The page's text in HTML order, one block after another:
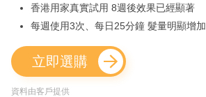
香港用家真實試用 8週後效果已經顯著
每週使用3次、每日25分鐘 髮量明顯增加
立即選購
資料由客戶提供